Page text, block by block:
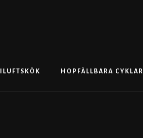
HOPFÄLLBARA CYKLAR